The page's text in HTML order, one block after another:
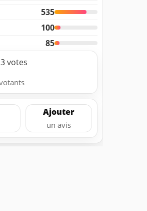
535
100
85
3 votes
Ajouter
un avis